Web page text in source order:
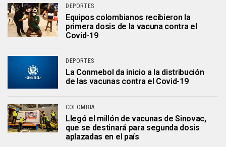
DEPORTES
Equipos colombianos recibieron la
primera dosis de la vacuna contra el
Covid-19
DEPORTES
La Conmebol da inicio a la distribución
de las vacunas contra el Covid-19
COLOMBIA
Llegó el millón de vacunas de Sinovac,
que se destinará para segunda dosis
aplazadas en el país